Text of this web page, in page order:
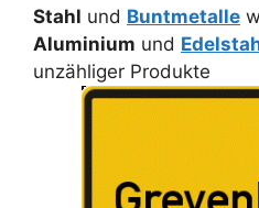
Stahl und Buntmetalle
Aluminium und
unzähliger Produkte